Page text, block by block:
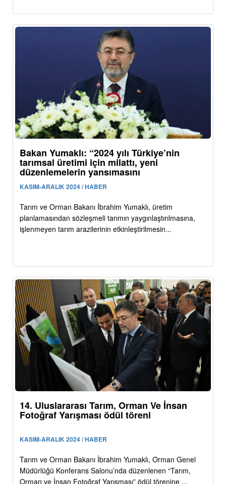
Bakan Yumaklı: “2024 yılı Türkiye’nin
tarımsal üretimi için milattı, yeni
düzenlemelerin yansımasını
KASIM-ARALIK 2024 / HABER
Tarım ve Orman Bakanı İbrahim Yumaklı, üretim
planlamasından sözleşmeli tarımın yaygınlaştırılmasına,
işlenmeyen tarım arazilerinin etkinleştirilmesin...
14. Uluslararası Tarım, Orman Ve İnsan
Fotoğraf Yarışması ödül töreni
KASIM-ARALIK 2024 / HABER
Tarım ve Orman Bakanı İbrahim Yumaklı, Orman Genel
Müdürlüğü Konferans Salonu’nda düzenlenen “Tarım,
Orman ve İnsan Fotoğraf Yarışması” ödül törenine ...